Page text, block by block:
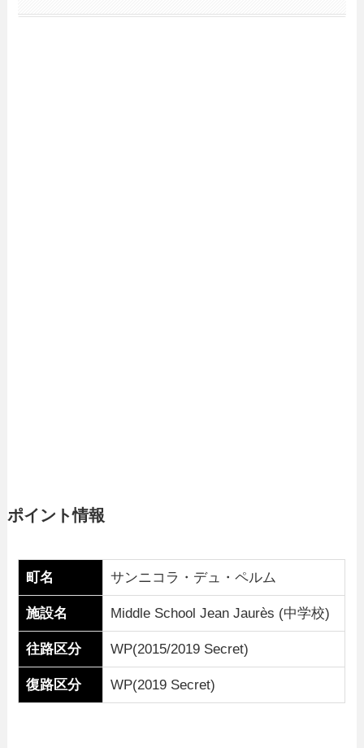
ポイント情報
町名 サンニコラ・デュ・ペルム
施設名 Middle School Jean Jaurès (中学校)
往路区分 WP(2015/2019 Secret)
復路区分 WP(2019 Secret)